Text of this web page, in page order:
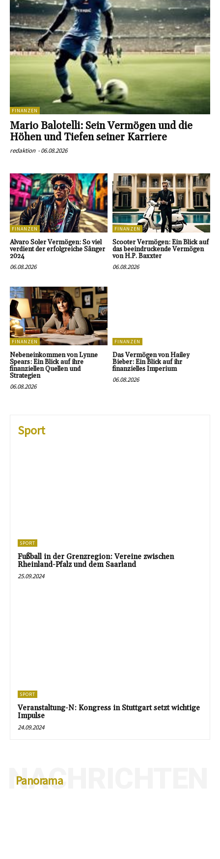
FINANZEN
Mario Balotelli: Sein Vermögen und die
Höhen und Tiefen seiner Karriere
redaktion -06.08.2026
FINANZEN
Alvaro Soler Vermögen: So viel
verdient der erfolgreiche Sänger
2024
06.08.2026
FINANZEN
Scooter Vermögen: Ein Blick auf
das beeindruckende Vermögen
von H.P. Baxxter
06.08.2026
FINANZEN
Nebeneinkommen von Lynne
Spears: Ein Blick auf ihre
finanziellen Quellen und
Strategien
06.08.2026
FINANZEN
Das Vermögen von Hailey
Bieber: Ein Blick auf ihr
finanzielles Imperium
06.08.2026
Sport
SPORT
Fußball in der Grenzregion: Vereine zwischen
Rheinland-Pfalz und dem Saarland
25.09.2024
SPORT
Veranstaltung-N: Kongress in Stuttgart setzt wichtige
Impulse
24.09.2024
Panorama
NACHRICHTEN